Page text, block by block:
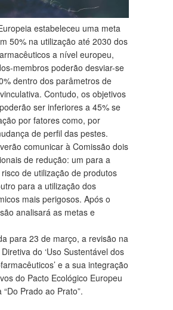
estabeleceu uma meta
50% na utilização até 2030 dos
a nível europeu,
membros poderão desviar-se
dentro dos parâmetros de
Contudo, os objetivos
ser inferiores a 45% se
por fatores como, por
de perfil das pestes.
comunicar à Comissão dois
de redução: um para a
de utilização de produtos
para a utilização dos
mais perigosos. Após o
analisará as metas e
para 23 de março, a revisão na
do ‘Uso Sustentável dos
e a sua integração
do Pacto Ecológico Europeu
Prado ao Prato”.